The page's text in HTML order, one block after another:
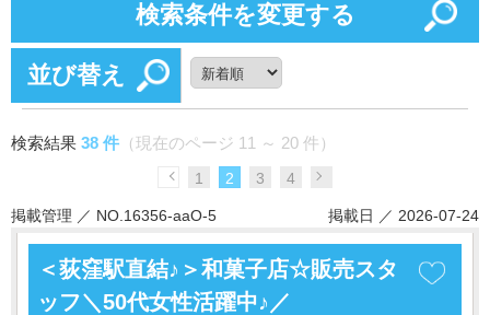
検索条件を変更する
並び替え
検索結果 38 件 （現在のページ 11 ～ 20 件）
1 2 3 4
掲載管理 ／ NO.16356-aaO-5 掲載日 ／ 2026-07-24
＜荻窪駅直結♪＞和菓子店☆販売スタ
ッフ＼50代女性活躍中♪／